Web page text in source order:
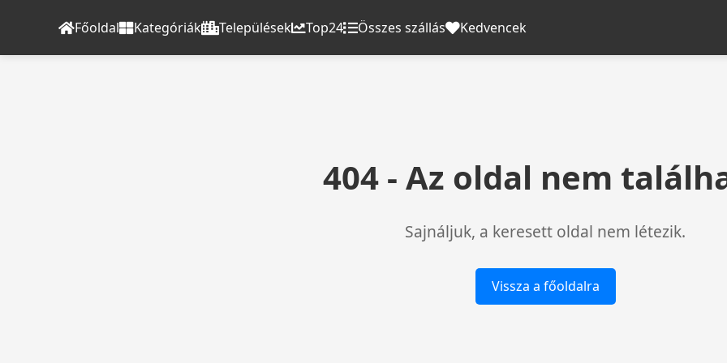
Főoldal Kategóriák Települések Top24 Összes szállás Kedvencek
404 - Az oldal nem
Sajnáljuk, a keresett oldal nem létezik.
Vissza a főoldalra